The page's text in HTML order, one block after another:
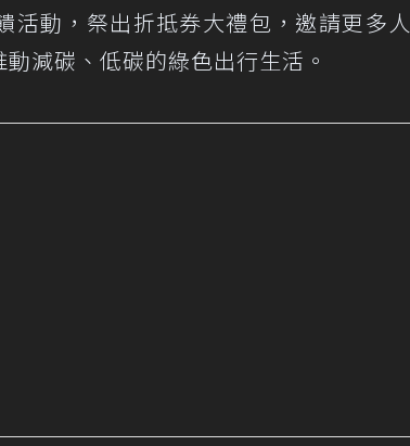
活動，祭出折抵券大禮包，邀請更多人
減碳、低碳的綠色出行生活。